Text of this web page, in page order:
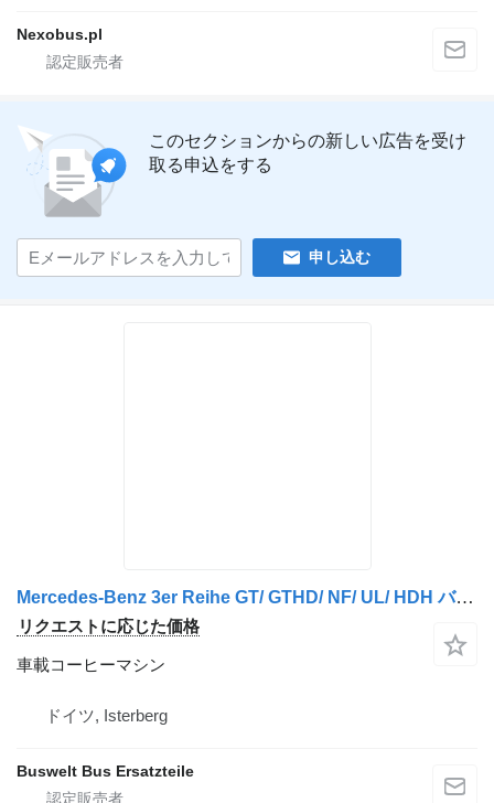
Nexobus.pl
このセクションからの新しい広告を受け
取る申込をする
申し込む
Mercedes-Benz 3er Reihe GT/ GTHD/ NF/ UL/ HDH バスのためのBordküche 車載コーヒーマシン
リクエストに応じた価格
車載コーヒーマシン
ドイツ, Isterberg
Buswelt Bus Ersatzteile